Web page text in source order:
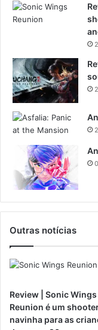
Outras notícias
Review | Sonic Wings
Reunion é um
navinha para as